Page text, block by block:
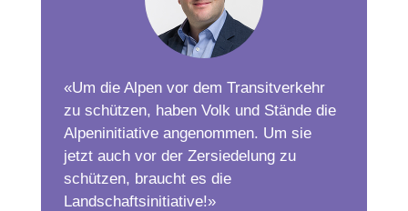
«Um die Alpen vor dem Transitverkehr
zu schützen, haben Volk und Stände die
Alpeninitiative angenommen. Um sie
jetzt auch vor der Zersiedelung zu
schützen, braucht es die
Landschaftsinitiative!»